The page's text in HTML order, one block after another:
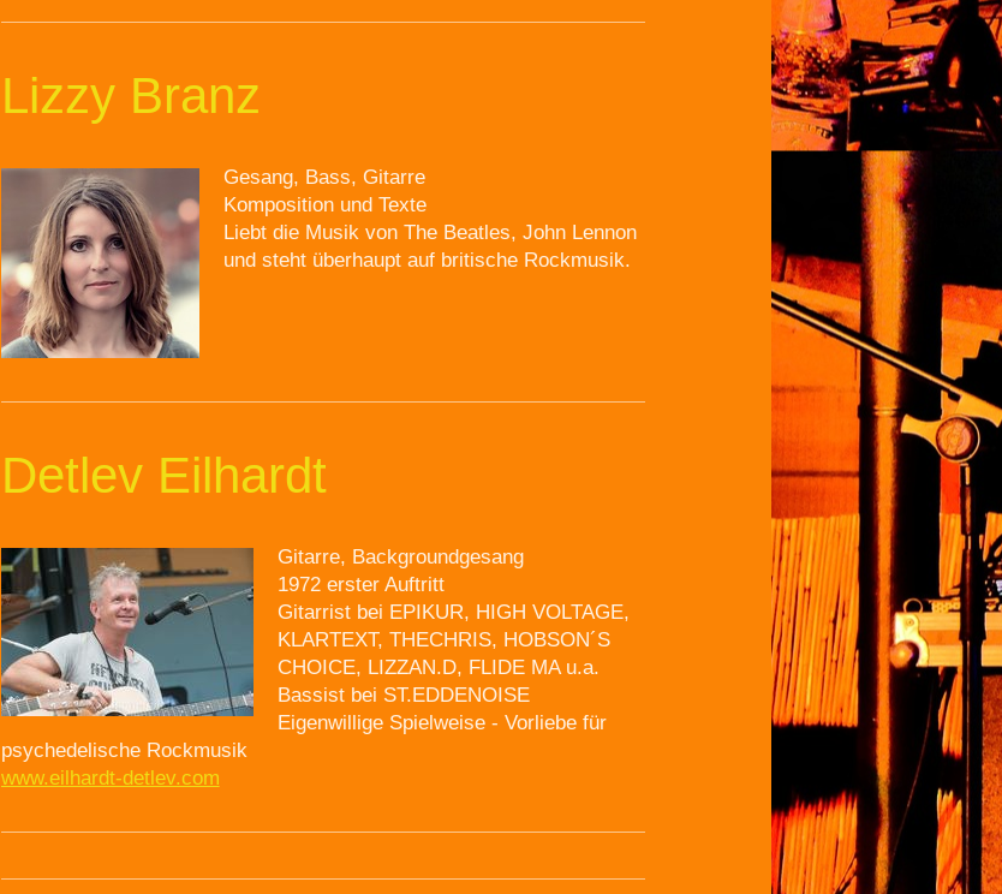
Lizzy Branz
Gesang, Bass, Gitarre
Komposition und Texte
Liebt die Musik von The Beatles, John Lennon
und steht überhaupt auf britische Rockmusik.
Detlev Eilhardt
Gitarre, Backgroundgesang
1972 erster Auftritt
Gitarrist bei EPIKUR, HIGH VOLTAGE,
KLARTEXT, THECHRIS, HOBSON´S
CHOICE, LIZZAN.D, FLIDE MA u.a.
Bassist bei ST.EDDENOISE
Eigenwillige Spielweise - Vorliebe für
psychedelische Rockmusik
www.eilhardt-detlev.com